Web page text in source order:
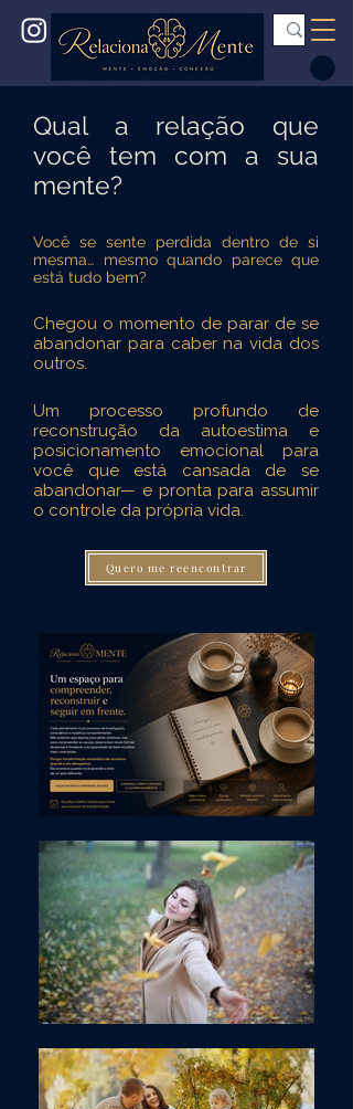
Qual a relação que
você tem com a sua
mente?
Você se sente perdida dentro de si
mesma… mesmo quando parece que
está tudo bem?
Chegou o momento de parar de se
abandonar para caber na vida dos
outros.
Um processo profundo de
reconstrução da autoestima e
posicionamento emocional para
você que está cansada de se
abandonar— e pronta para assumir
o controle da própria vida.
Quero me reencontrar